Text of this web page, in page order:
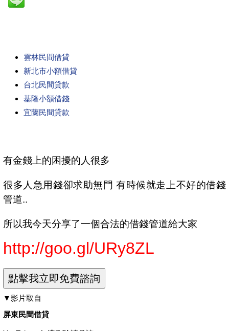
雲林民間借貸
新北市小額借貸
台北民間貸款
基隆小額借錢
宜蘭民間貸款
有金錢上的困擾的人很多
很多人急用錢卻求助無門 有時候就走上不好的借錢
管道..
所以我今天分享了一個合法的借錢管道給大家
http://goo.gl/URy8ZL
▼影片取自
屏東民間借貸